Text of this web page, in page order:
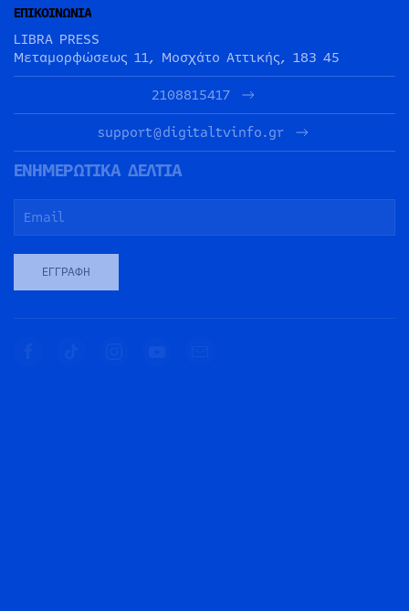
ΕΠΙΚΟΙΝΩΝΙΑ
LIBRA PRESS
Μεταμορφώσεως 11, Μοσχάτο Αττικής, 183 45
2108815417
support@digitaltvinfo.gr
ΕΝΗΜΕΡΩΤΙΚΑ ΔΕΛΤΙΑ
ΕΓΓΡΑΦΉ